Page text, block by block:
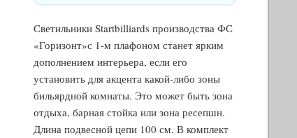
Светильники Startbilliards производства ФС
«Горизонт»с 1-м плафоном станет ярким
дополнением интерьера, если его
установить для акцента какой-либо зоны
бильярдной комнаты. Это может быть зона
отдыха, барная стойка или зона ресепшн.
Длина подвесной цепи 100 см. В комплект